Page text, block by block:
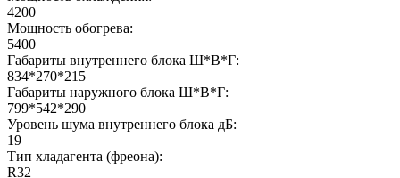
4200
Мощность обогрева:
5400
Габариты внутреннего блока Ш*В*Г:
834*270*215
Габариты наружного блока Ш*В*Г:
799*542*290
Уровень шума внутреннего блока дБ:
19
Тип хладагента (фреона):
R32